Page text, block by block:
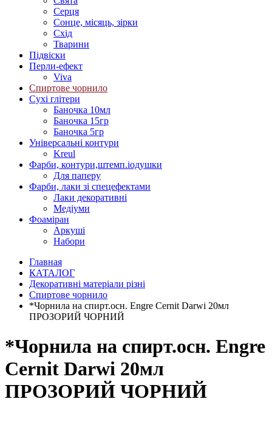
Серця
Сонце, місяць, зірки
Схід
Тварини
Підвіски
Перли-ефект
Viva
Спиртове чорнило
Сухі глітери
Баночка 10мл
Баночка 15гр
Баночка 5гр
Універсальні контури
Kreul
Фарби, контури,штемп.іодушки
Для паперу
Фарби, лаки зі спецефектами
Лаки декоративні
Медіуми
Фоаміран
Аркуші
Набори
Главная
КАТАЛОГ
Декоративні матеріали різні
Спиртове чорнило
*Чорнила на спирт.осн. Engre Cernit Darwi 20мл
ПРОЗОРИЙ ЧОРНИЙ
*Чорнила на спирт.осн. Engre
Cernit Darwi 20мл
ПРОЗОРИЙ ЧОРНИЙ